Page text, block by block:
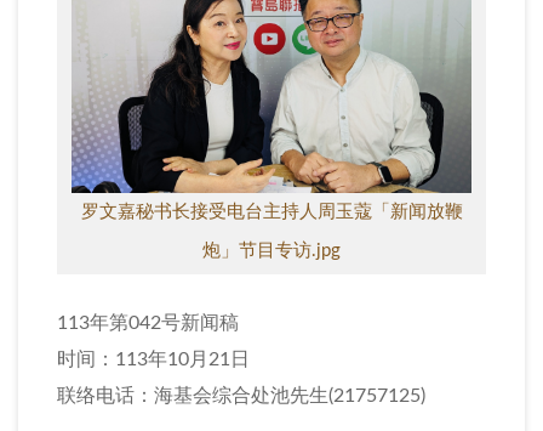
罗文嘉秘书长接受电台主持人周玉蔻「新闻放鞭
炮」节目专访.jpg
113年第042号新闻稿
时间：113年10月21日
联络电话：海基会综合处池先生(21757125)